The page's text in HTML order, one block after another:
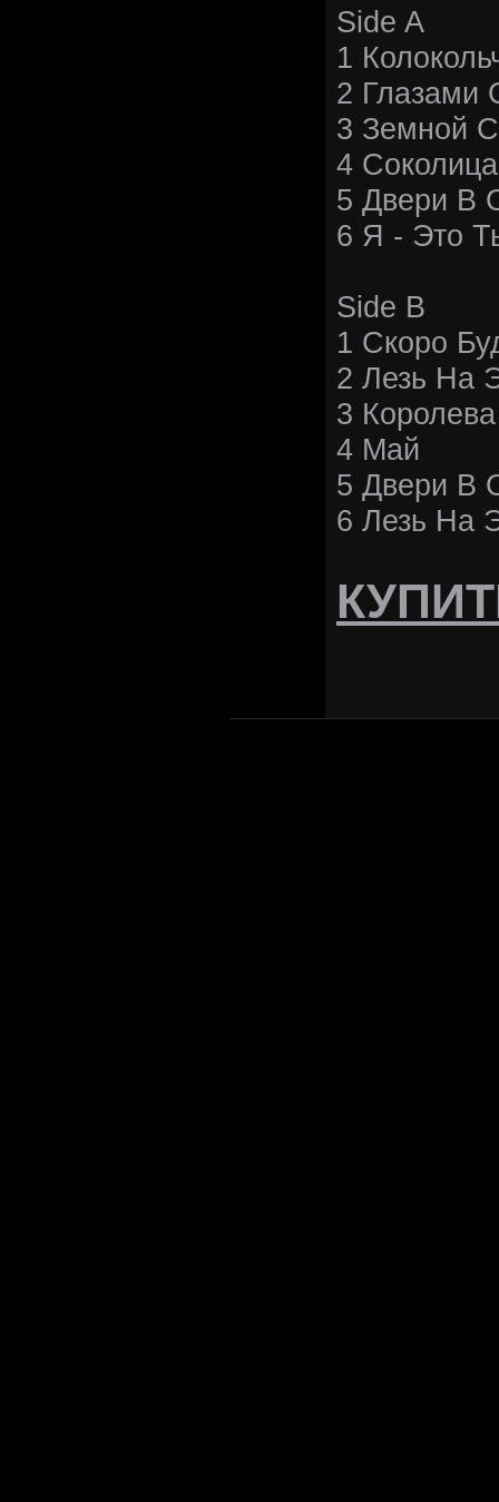
Side A
1
2 Глазами
3 Земной
4 Соколица
5 Двери В
6 Я - Это
Side B
1 Скоро
2 Лезь На
3
4 Май
5 Двери В
6 Лезь На